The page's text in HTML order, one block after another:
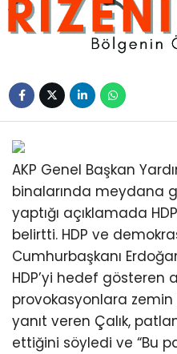
AKP Genel Başkan
binalarında meydana
yaptığı açıklamada
belirtti. HDP ve
Cumhurbaşkanı
HDP’yi hedef gösteren
provokasyonlara zemin
yanıt veren Çalık,
ettiğini söyledi ve “Bu